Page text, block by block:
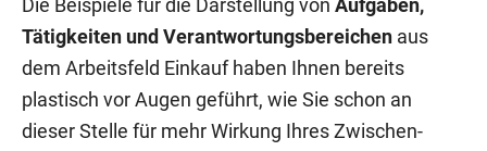
Die Beispiele für die Darstellung von Aufgaben,
Tätigkeiten und Verantwortungsbereichen aus
dem Arbeitsfeld Einkauf haben Ihnen bereits
plastisch vor Augen geführt, wie Sie schon an
dieser Stelle für mehr Wirkung Ihres Zwischen-